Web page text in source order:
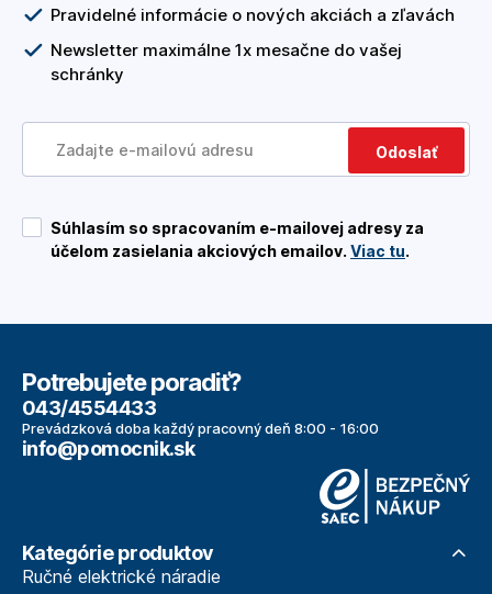
Pravidelné informácie o nových akciách a zľavách
Newsletter maximálne 1x mesačne do vašej
schránky
Odoslať
Súhlasím so spracovaním e-mailovej adresy za
účelom zasielania akciových emailov. Viac tu.
Potrebujete poradiť?
043/4554433
Prevádzková doba každý pracovný deň 8:00 - 16:00
info@pomocnik.sk
Kategórie produktov
Ručné elektrické náradie